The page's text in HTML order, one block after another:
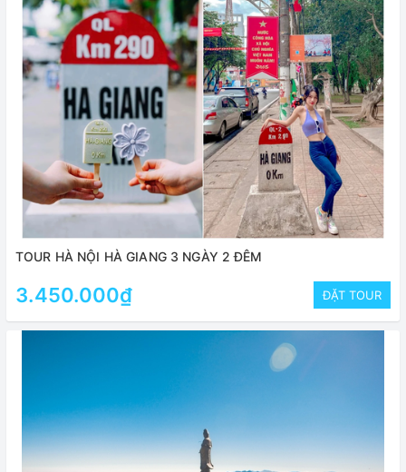
TOUR HÀ NỘI HÀ GIANG 3 NGÀY 2 ĐÊM
3.450.000₫ ĐẶT TOUR